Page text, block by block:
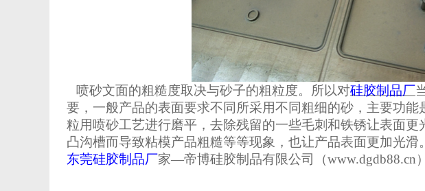
喷砂文面的粗糙度取决与砂子的粗粒度。所以对硅胶制品厂
要，一般产品的表面要求不同所采用不同粗细的砂，主要功
粒用喷砂工艺进行磨平，去除残留的一些毛刺和铁锈让表面
凸沟槽而导致粘模产品粗糙等等现象，也让产品表面更加光滑。
东莞硅胶制品厂家—帝博硅胶制品有限公司 （www.dgdb88.cn）